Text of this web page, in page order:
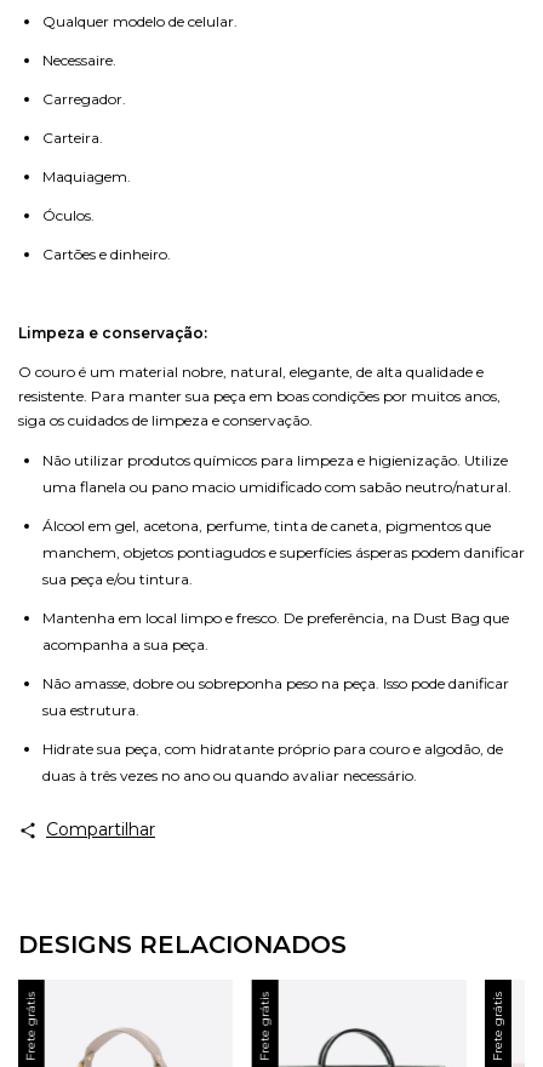
Qualquer modelo de celular.
Necessaire.
Carregador.
Carteira.
Maquiagem.
Óculos.
Cartões e dinheiro.
Limpeza e conservação:
O couro é um material nobre, natural, elegante, de alta qualidade e
resistente. Para manter sua peça em boas condições por muitos anos,
siga os cuidados de limpeza e conservação.
Não utilizar produtos químicos para limpeza e higienização. Utilize
uma flanela ou pano macio umidificado com sabão neutro/natural.
Álcool em gel, acetona, perfume, tinta de caneta, pigmentos que
manchem, objetos pontiagudos e superfícies ásperas podem danificar
sua peça e/ou tintura.
Mantenha em local limpo e fresco. De preferência, na Dust Bag que
acompanha a sua peça.
Não amasse, dobre ou sobreponha peso na peça. Isso pode danificar
sua estrutura.
Hidrate sua peça, com hidratante próprio para couro e algodão, de
duas à três vezes no ano ou quando avaliar necessário.
Compartilhar
DESIGNS RELACIONADOS
Frete grátis Frete grátis Frete grátis